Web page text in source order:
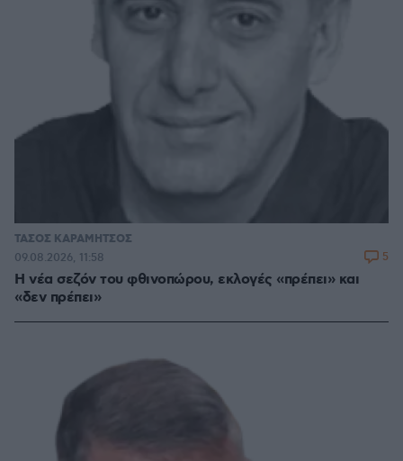
ΤΑΣΟΣ ΚΑΡΑΜΗΤΣΟΣ
Η νέα σεζόν του φθινοπώρου, εκλογές «πρέπει» και
«δεν πρέπει»
09.08.2026, 11:58 5